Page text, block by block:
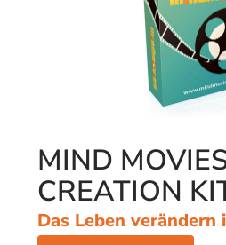
MIND
CREATION
Das Leben